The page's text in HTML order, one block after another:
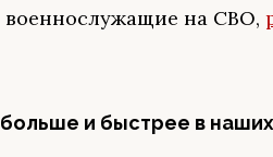
военнослужащие на СВО,
и быстрее в